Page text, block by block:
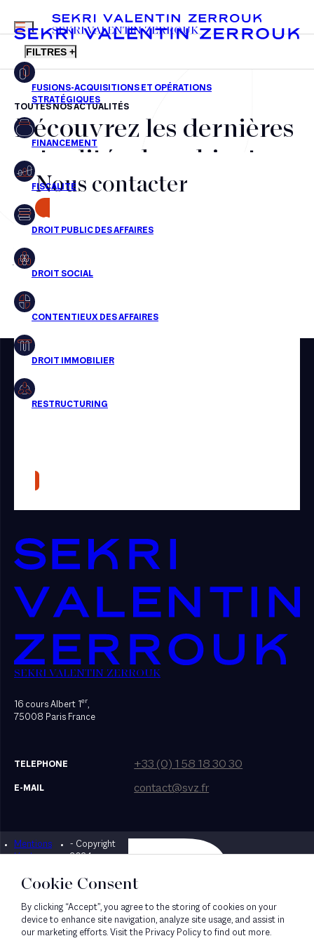
FR EN
MENU
SEKRI VALENTIN ZERROUK
FILTRES +
Fusions-acquisitions et opérations stratégiques
Financement
Fiscalité
Droit public des affaires
Droit social
Droit immobilier
Restructuring
Presse
TOUTES NOS ACTUALITÉS
Découvrez les dernières
actualités du cabinet,
nos récompenses et nos
transactions, jour après
jour
Aucun résultats pour cette recherche
Nous contacter
SEKRI VALENTIN ZERROUK
16 cours Albert 1er,
75008 Paris France
TELEPHONE +33 (0) 1 58 18 30 30
E-MAIL contact@svz.fr
Mentions
légales
- Copyright
2024
Designed by Bonhomme
Cookie Consent
By clicking “Accept”, you agree to the storing of cookies on your
device to enhance site navigation, analyze site usage, and assist in
our marketing efforts. Visit the Privacy Policy to find out more.